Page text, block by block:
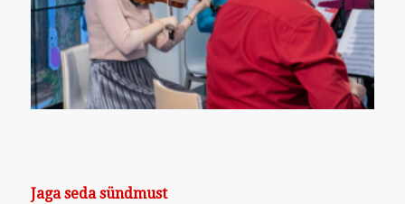
Jaga seda sündmust